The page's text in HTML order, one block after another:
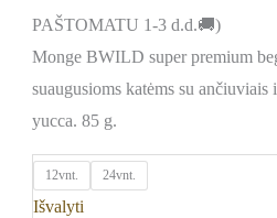
PAŠTOMATU 1-3 d.d.🚚)
Monge BWILD super premium
suaugusioms katėms su
yucca. 85 g.
12vnt. 24vnt.
Išvalyti